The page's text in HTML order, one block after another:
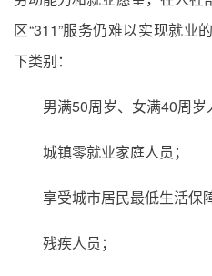
区“311”服务仍难以实现就业
下类别：
男满50周岁、女满40周岁
城镇零就业家庭人员；
享受城市居民最低生活保
残疾人员；